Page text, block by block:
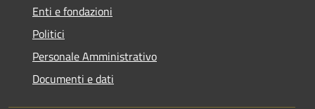
Enti e fondazioni
Politici
Personale Amministrativo
Documenti e dati